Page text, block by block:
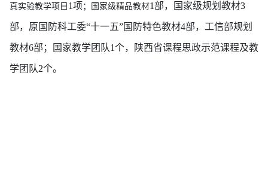
真实验教学项目 1项 ；国家级精品教材1部，国家级规划教材3
部，原国防科工委“十一五”国防特色教材4部，工信部规划
教材6部；国家教学团队1个，陕西省课程思政示范课程及教
学团队2个。